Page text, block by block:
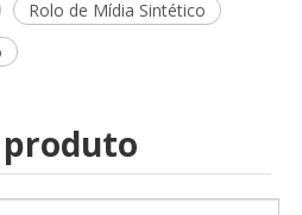
Rolo de Mídia Sintético